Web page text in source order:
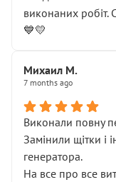
виконаних
💙💛
Михаил М.
7 months ago
Виконали повну
Замінили щітки і
генератора.
На все про все